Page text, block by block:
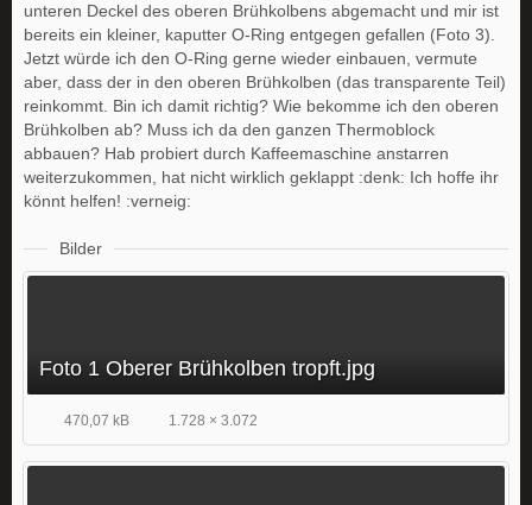
unteren Deckel des oberen Brühkolbens abgemacht und mir ist
bereits ein kleiner, kaputter O-Ring entgegen gefallen (Foto 3).
Jetzt würde ich den O-Ring gerne wieder einbauen, vermute
aber, dass der in den oberen Brühkolben (das transparente Teil)
reinkommt. Bin ich damit richtig? Wie bekomme ich den oberen
Brühkolben ab? Muss ich da den ganzen Thermoblock
abbauen? Hab probiert durch Kaffeemaschine anstarren
weiterzukommen, hat nicht wirklich geklappt :denk: Ich hoffe ihr
könnt helfen! :verneig:
Bilder
Foto 1 Oberer Brühkolben tropft.jpg
470,07 kB 1.728 × 3.072